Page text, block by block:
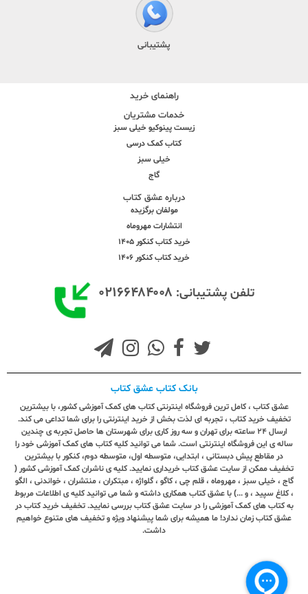
پشتیبانی
راهنمای خرید
خدمات مشتریان
زیست پینوکیو خیلی سبز
کتاب کمک درسی
خیلی سبز
گاج
درباره عشق کتاب
مولفان برگزیده
انتشارات مهروماه
خرید کتاب کنکور 1405
خرید کتاب کنکور 1406
تلفن پشتیبانی: ۰۲۱۶۶۴۸۴۰۰۸
بانک کتاب عشق کتاب
عشق کتاب ، کامل ترین فروشگاه اینترنتی کتاب های کمک آموزشی کشور، با بیشترین
تخفیف خرید کتاب ، تجربه ای لذت بخش از خرید اینترنتی را برای شما تداعی می کند.
ارسال ٢٤ ساعته برای تهران و سه روز کاری برای شهرستان ها حاصل تجربه ی چندین
ساله ی این فروشگاه اینترنتی است. شما می توانید کلیه کتاب های کمک آموزشی خود را
در مقاطع پیش دبستانی ، ابتدایی، متوسطه اول، متوسطه دوم، کنکور با بیشترین
تخفیف ممکن از سایت عشق کتاب خریداری نمایید. کلیه ی ناشران کمک آموزشی کشور (
گاج ، خیلی سبز ، مهروماه ، قلم چی ، کاگو ، گلواژه ، مبتکران ، منتشران ، خواندنی ، الگو
، کلاغ سپید ، و ...) با عشق کتاب همکاری داشته و شما می توانید کلیه ی اطلاعات مربوط
به کتاب های کمک آموزشی را در سایت عشق کتاب بررسی نمایید. تخفیف خرید کتاب در
عشق کتاب زمان ندارد! ما همیشه برای شما پیشنهاد ویژه و تخفیف های متنوع خواهیم
داشت.